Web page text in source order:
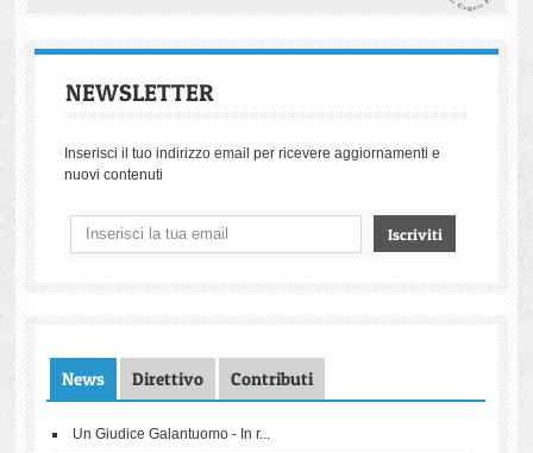
NEWSLETTER
Inserisci il tuo indirizzo email per ricevere aggiornamenti e
nuovi contenuti
News Direttivo Contributi
Un Giudice Galantuomo - In r...